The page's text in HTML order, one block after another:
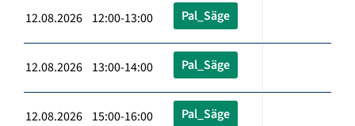
12.08.2026 12:00-13:00 Pal_Säge
12.08.2026 13:00-14:00 Pal_Säge
12.08.2026 15:00-16:00 Pal_Säge